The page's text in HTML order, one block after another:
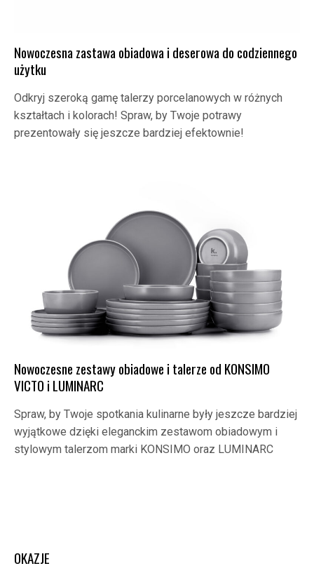
Nowoczesna zastawa obiadowa i deserowa do codziennego
użytku
Odkryj szeroką gamę talerzy porcelanowych w różnych
kształtach i kolorach! Spraw, by Twoje potrawy
prezentowały się jeszcze bardziej efektownie!
Nowoczesne zestawy obiadowe i talerze od KONSIMO
VICTO i LUMINARC
Spraw, by Twoje spotkania kulinarne były jeszcze bardziej
wyjątkowe dzięki eleganckim zestawom obiadowym i
stylowym talerzom marki KONSIMO oraz LUMINARC
OKAZJE